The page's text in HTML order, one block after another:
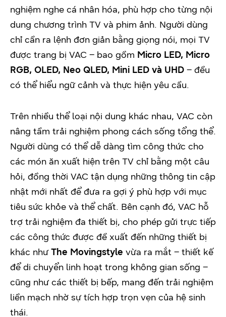
nghiệm nghe cá nhân hóa, phù hợp cho từng nội
dung chương trình TV và phim ảnh. Người dùng
chỉ cần ra lệnh đơn giản bằng giọng nói, mọi TV
được trang bị VAC – bao gồm Micro LED, Micro
RGB, OLED, Neo QLED, Mini LED và UHD – đều
có thể hiểu ngữ cảnh và thực hiện yêu cầu.
Trên nhiều thể loại nội dung khác nhau, VAC còn
nâng tầm trải nghiệm phong cách sống tổng thể.
Người dùng có thể dễ dàng tìm công thức cho
các món ăn xuất hiện trên TV chỉ bằng một câu
hỏi, đồng thời VAC tận dụng những thông tin cập
nhật mới nhất để đưa ra gợi ý phù hợp với mục
tiêu sức khỏe và thể chất. Bên cạnh đó, VAC hỗ
trợ trải nghiệm đa thiết bị, cho phép gửi trực tiếp
các công thức được đề xuất đến những thiết bị
khác như The Movingstyle vừa ra mắt – thiết kế
để di chuyển linh hoạt trong không gian sống –
cũng như các thiết bị bếp, mang đến trải nghiệm
liền mạch nhờ sự tích hợp trọn vẹn của hệ sinh
thái.